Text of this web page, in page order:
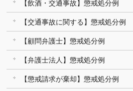
【飲酒・交通事故】懲戒処分例
【交通事故に関する】懲戒処分例
【顧問弁護士】懲戒処分例
【弁護士法人】懲戒処分例
【懲戒請求が棄却】懲戒処分例